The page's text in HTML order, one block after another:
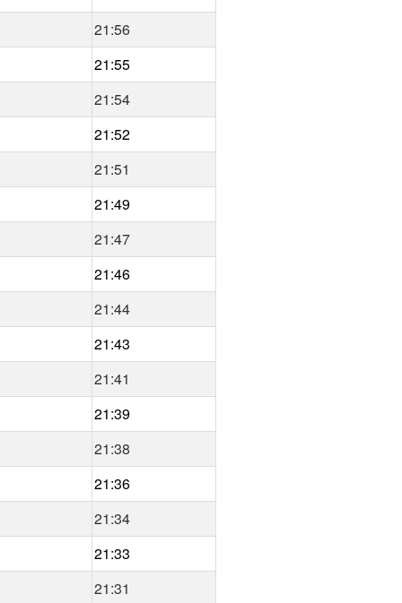
21:56
21:55
21:54
21:52
21:51
21:49
21:47
21:46
21:44
21:43
21:41
21:39
21:38
21:36
21:34
21:33
21:31